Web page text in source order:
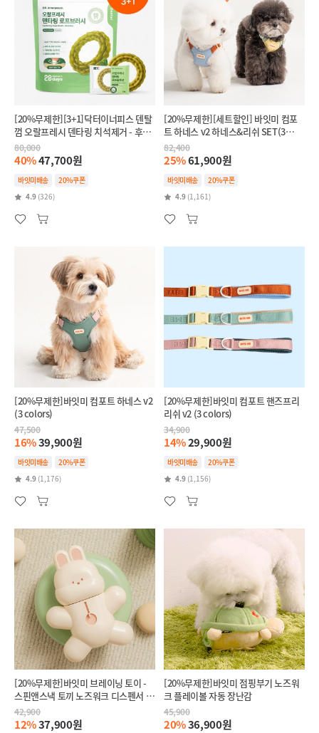
[20%무제한][3+1]닥터이너피스 덴탈
껌 오랄프레시 덴타링 치석제거 - 후코
이단(인텐시브,항산화)
80,000
40%47,700원
바잇미배송
20%쿠폰
4.9 (326)
[20%무제한][세트할인] 바잇미 컴포
트 하네스 v2 하네스&리쉬 SET(3
colors)
82,400
25%61,900원
바잇미배송
20%쿠폰
4.9 (1,161)
[20%무제한]바잇미 컴포트 하네스 v2
(3 colors)
47,500
16%39,900원
바잇미배송
20%쿠폰
4.9 (1,176)
[20%무제한]바잇미 컴포트 핸즈프리
리쉬 v2 (3 colors)
34,900
14%29,900원
바잇미배송
20%쿠폰
4.9 (1,156)
[20%무제한]바잇미 브레이닝 토이 -
스핀앤스낵 토끼 노즈워크 디스펜서 장
난감
42,900
12%37,900원
[20%무제한]바잇미 점핑부기 노즈워
크 플레이볼 자동 장난감
45,900
20%36,900원